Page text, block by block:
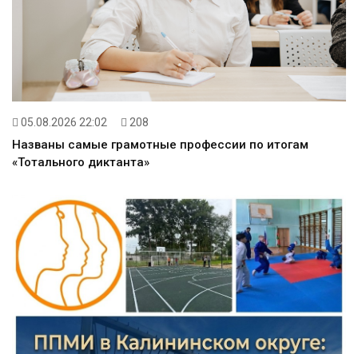
05.08.2026 22:02 208
Названы самые грамотные профессии по итогам
«Тотального диктанта»